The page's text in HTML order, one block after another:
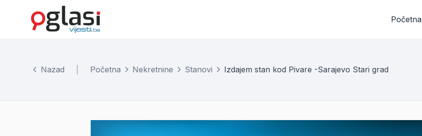
Početna
Nazad Početna Nekretnine Stanovi Izdajem stan kod Pivare -Sarajevo Stari grad